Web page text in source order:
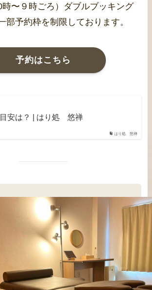
〜９時ごろ）ダブルブッキング
部予約枠を制限しております。
予約はこちら
はり処 悠禅
安は？ | はり処 悠禅